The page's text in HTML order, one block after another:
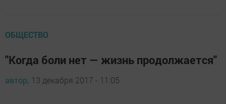
ОБЩЕСТВО
"Когда боли нет — жизнь продолжается"
автор, 13 декабря 2017 - 11:05